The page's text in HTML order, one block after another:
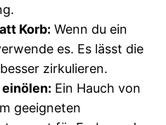
Korb: Wenn du ein
es. Es lässt die
zirkulieren.
Ein Hauch von
geeigneten